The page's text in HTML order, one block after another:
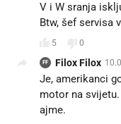
V i W sranja
Btw, šef servisa
5 0
FF Filox Filox
Je, amerikanci
motor na
ajme.